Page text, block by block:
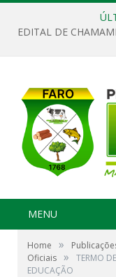
MENU
Home »
Oficiais »
TERMO
EDUCAÇÃO